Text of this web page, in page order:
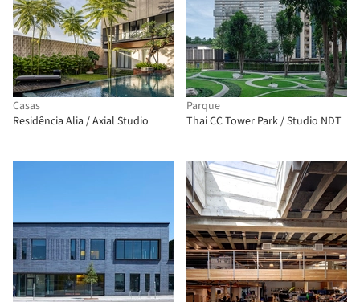
Casas
Residência Alia / Axial Studio
Parque
Thai CC Tower Park / Studio NDT